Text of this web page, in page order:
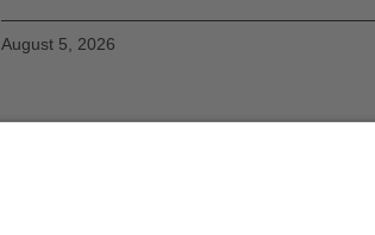
August 5, 2026